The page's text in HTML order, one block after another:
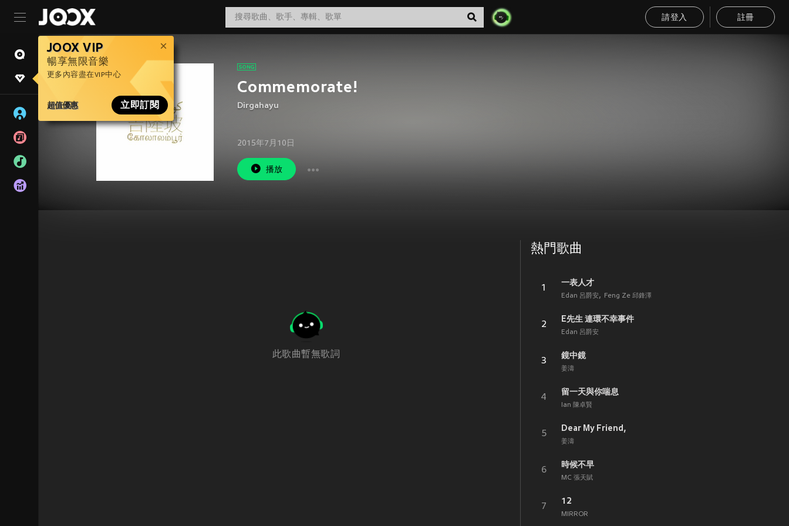
請登入 註冊
JOOX VIP
暢享無限音樂
更多內容盡在VIP中心
超值優惠 立即訂閱
Commemorate!
Dirgahayu
2015年7月10日
播放
此歌曲暫無歌詞
熱門歌曲
1
一表人才
Edan 呂爵安 Feng Ze 邱鋒澤
2
E先生 連環不幸事件
Edan 呂爵安
3
鏡中鏡
姜濤
4
留一天與你喘息
Ian 陳卓賢
5
Dear My Friend,
姜濤
6
時候不早
MC 張天賦
7
12
MIRROR